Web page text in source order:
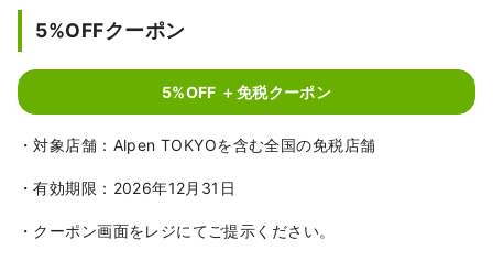
5%OFFクーポン
5%OFF ＋免税クーポン
・対象店舗：Alpen TOKYOを含む全国の免税店舗
・有効期限：2026年12月31日
・クーポン画面をレジにてご提示ください。